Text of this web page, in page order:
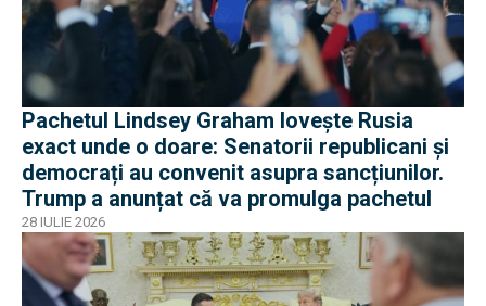
Pachetul Lindsey Graham lovește Rusia
exact unde o doare: Senatorii republicani și
democrați au convenit asupra sancțiunilor.
Trump a anunțat că va promulga pachetul
28 IULIE 2026